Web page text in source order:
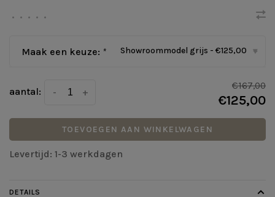
• • • • •
Maak een keuze: * Showroommodel grijs - €125,00 ▾
aantal: +
-
€167,00
€125,00
TOEVOEGEN AAN WINKELWAGEN
Levertijd: 1-3 werkdagen
DETAILS